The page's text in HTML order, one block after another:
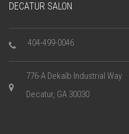
DECATUR SALON
404-499-0046
776-A Dekalb Industrial Way
Decatur, GA 30030